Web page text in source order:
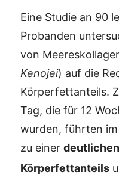
Eine Studie an 90
Probanden
von
Kenojei) auf die
Körperfettanteils.
Tag, die für 12
wurden, führten im
zu einer
Körperfettanteils